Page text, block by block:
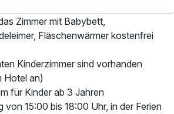
Zimmer mit Babybett,
Fläschenwärmer kostenfrei
Kinderzimmer sind vorhanden
Hotel an)
für Kinder ab 3 Jahren
von 15:00 bis 18:00 Uhr, in der Ferien